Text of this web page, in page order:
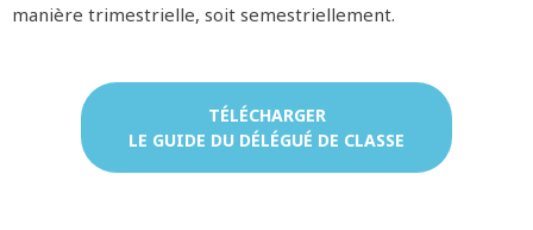
manière trimestrielle, soit semestriellement.
TÉLÉCHARGER
LE GUIDE DU DÉLÉGUÉ DE CLASSE